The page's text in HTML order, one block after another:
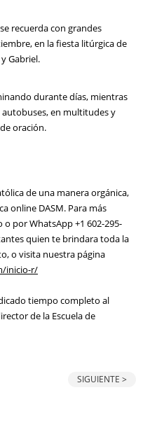
recuerda con grandes
en la fiesta litúrgica de
Gabriel.
durante días, mientras
en multitudes y
oración.
de una manera orgánica,
online DASM. Para más
por WhatsApp +1 602-295-
quien te brindara toda la
o visita nuestra página
inicio-r/
tiempo completo al
de la Escuela de
SIGUIENTE >